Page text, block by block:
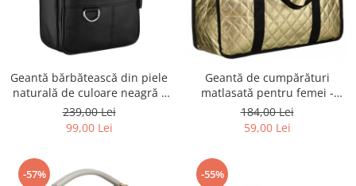
Geantă bărbătească din piele
naturală de culoare neagră -
Rovicky PTR-R-ST7-01-7571-
BLACK
239,00 Lei
99,00 Lei
Geantă de cumpărături
matlasată pentru femei -
Rovicky PTR-RSPV-001P-5277
GOLD
184,00 Lei
59,00 Lei
-57% -55%